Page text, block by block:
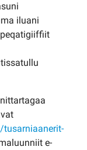
iluani
e-